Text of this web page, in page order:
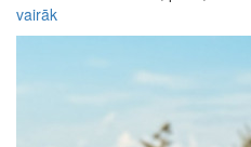
vairāk